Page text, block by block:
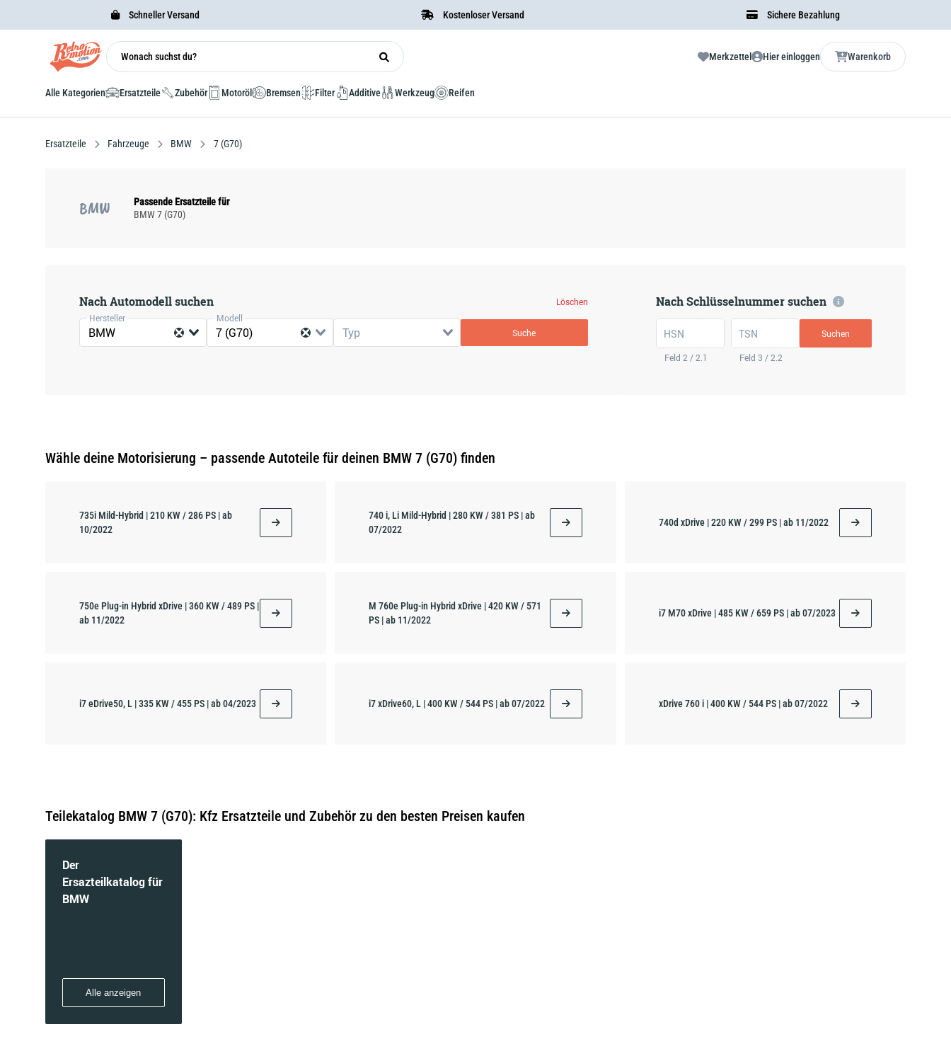
Schneller Versand Kostenloser Versand Sichere Bezahlung
Merkzettel Hier einloggen Warenkorb
Alle Kategorien Ersatzteile Zubehör Motoröl Bremsen Filter Additive Werkzeug Reifen
Ersatzteile Fahrzeuge BMW 7 (G70)
BMW
Passende Ersatzteile für
BMW 7 (G70)
Nach Automodell suchen
Löschen
Hersteller
BMW
Modell
7 (G70) Typ Suche
Nach Schlüsselnummer suchen
HSN
Feld 2 / 2.1
TSN
Feld 3 / 2.2
Suchen
Wähle deine Motorisierung – passende Autoteile für deinen BMW 7 (G70) finden
735i Mild-Hybrid | 210 KW / 286 PS | ab
10/2022
740 i, Li Mild-Hybrid | 280 KW / 381 PS | ab
07/2022
740d xDrive | 220 KW / 299 PS | ab 11/2022
750e Plug-in Hybrid xDrive | 360 KW / 489 PS |
ab 11/2022
M 760e Plug-in Hybrid xDrive | 420 KW / 571
PS | ab 11/2022
i7 M70 xDrive | 485 KW / 659 PS | ab 07/2023
i7 eDrive50, L | 335 KW / 455 PS | ab 04/2023 i7 xDrive60, L | 400 KW / 544 PS | ab 07/2022 xDrive 760 i | 400 KW / 544 PS | ab 07/2022
Teilekatalog BMW 7 (G70): Kfz Ersatzteile und Zubehör zu den besten Preisen kaufen
Der
Ersazteilkatalog für
BMW
Alle anzeigen